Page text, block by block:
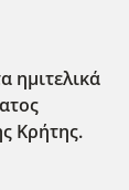
ημιτελικά
Κρήτης.